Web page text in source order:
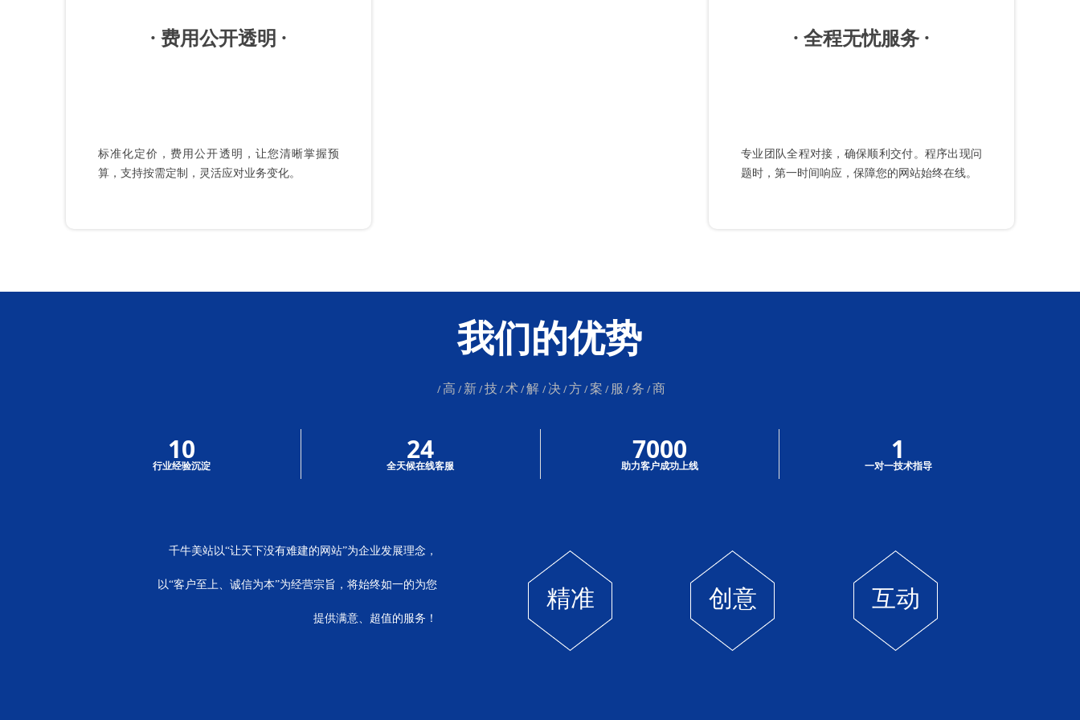
标准化定价，费用公开透明，让您清晰掌握预
算，支持按需定制，灵活应对业务变化。
· 费用公开透明 ·
专业团队全程对接，确保顺利交付。程序出现问
题时，第一时间响应，保障您的网站始终在线。
· 全程无忧服务 ·
千牛美站以“让天下没有难建的网站”为企业发展理念，
以“客户至上、诚信为本”为经营宗旨，将始终如一的为您
提供满意、超值的服务！
精准 创意 互动
10
行业经验沉淀
24
全天候在线客服
7000
助力客户成功上线
1
一对一技术指导
我们的优势
/高 /新/技/术/解 /决/方/案 / 服 /务 /商